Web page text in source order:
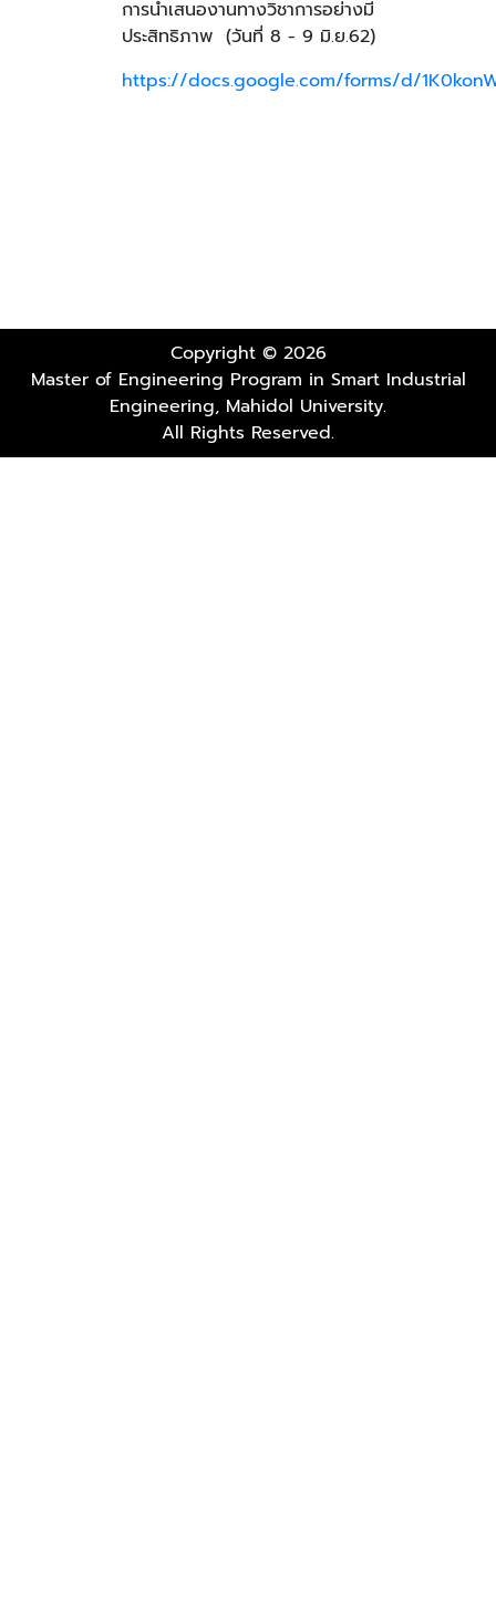
การนำเสนองานทางวิชาการอย่างมี
ประสิทธิภาพ (วันที่ 8 - 9 มิ.ย.62)
https://docs.google.com/forms/d/
Copyright © 2026
Master of Engineering Program in Smart Industrial
Engineering, Mahidol University.
All Rights Reserved.